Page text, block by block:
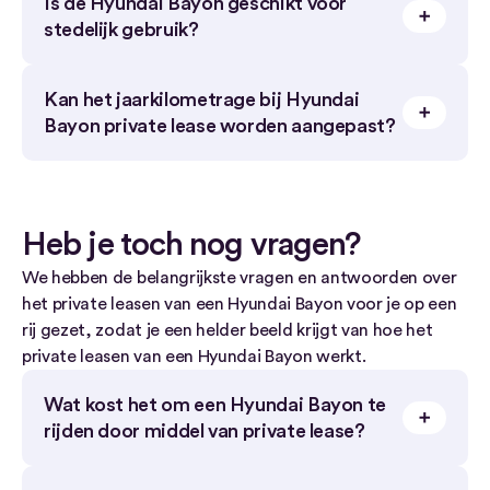
jaar passend. Bij intensiever gebruik is 20.000
kilometer realistischer.
stedelijk gebruik?
overzicht is de Bayon zeer geschikt voor rijden in en
rondom de stad.
Kan het jaarkilometrage bij Hyundai
Bayon private lease worden aangepast?
Heb je toch nog vragen?
We hebben de belangrijkste vragen en antwoorden over
het private leasen van een Hyundai Bayon voor je op een
rij gezet, zodat je een helder beeld krijgt van hoe het
private leasen van een Hyundai Bayon werkt.
Wat kost het om een Hyundai Bayon te
rijden door middel van private lease?